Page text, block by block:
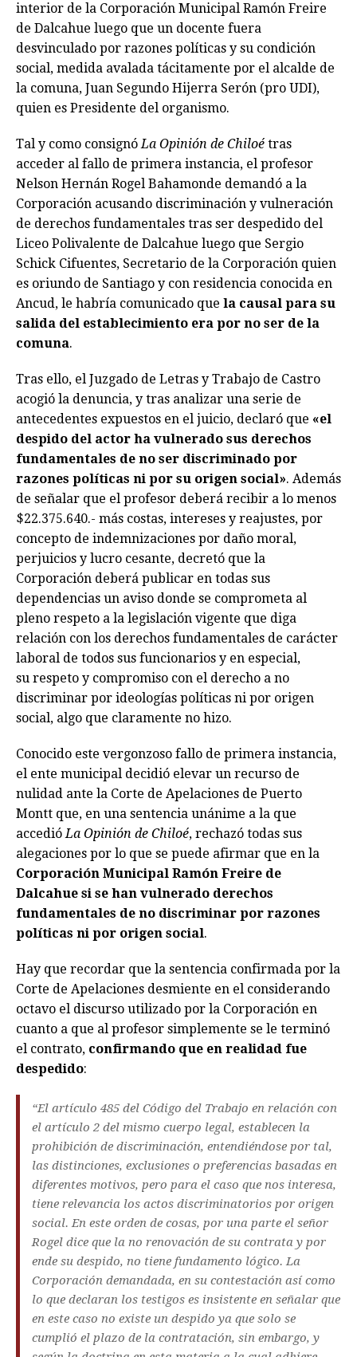
interior de la Corporación Municipal Ramón Freire
de Dalcahue luego que un docente fuera
desvinculado por razones políticas y su condición
social, medida avalada tácitamente por el alcalde de
la comuna, Juan Segundo Hijerra Serón (pro UDI),
quien es Presidente del organismo.
Tal y como consignóLa Opinión de Chiloé tras
acceder al fallo de primera instancia, el profesor
Nelson Hernán Rogel Bahamonde demandó a la
Corporación acusando discriminación y vulneración
de derechos fundamentales tras ser despedido del
Liceo Polivalente de Dalcahue luego que Sergio
Schick Cifuentes, Secretario de la Corporación quien
es oriundo de Santiago y con residencia conocida en
Ancud, le habría comunicado que la causal para su
salida del establecimiento era por no ser de la
comuna.
Tras ello, el Juzgado de Letras y Trabajo de Castro
acogió la denuncia, y tras analizar una serie de
antecedentes expuestos en el juicio, declaró que «el
despido del actor ha vulnerado sus derechos
fundamentales de no ser discriminado por
razones políticas ni por su origen social». Además
de señalar que el profesor deberá recibir a lo menos
$22.375.640.- más costas, intereses y reajustes, por
concepto de indemnizaciones por daño moral,
perjuicios y lucro cesante, decretó que la
Corporación deberá publicar en todas sus
dependencias un aviso donde se comprometa al
pleno respeto a la legislación vigente que diga
relación con los derechos fundamentales de carácter
laboral de todos sus funcionarios y en especial,
su respeto y compromiso con el derecho a no
discriminar por ideologías políticas ni por origen
social, algo que claramente no hizo.
Conocido este vergonzoso fallo de primera instancia,
el ente municipal decidió elevar un recurso de
nulidad ante la Corte de Apelaciones de Puerto
Montt que, en una sentencia unánime a la que
accedióLa Opinión de Chiloé, rechazó todas sus
alegaciones por lo que se puede afirmar que en la
Corporación Municipal Ramón Freire de
Dalcahue si se han vulnerado derechos
fundamentales de no discriminar por razones
políticas ni por origen social.
Hay que recordar que la sentencia confirmada por la
Corte de Apelaciones desmiente en el considerando
octavo el discurso utilizado por la Corporación en
cuanto a que al profesor simplemente se le terminó
el contrato, confirmando que en realidad fue
despedido:
“El artículo 485 del Código del Trabajo en relación con
el artículo 2 del mismo cuerpo legal, establecen la
prohibición de discriminación, entendiéndose por tal,
las distinciones, exclusiones o preferencias basadas en
diferentes motivos, pero para el caso que nos interesa,
tiene relevancia los actos discriminatorios por origen
social. En este orden de cosas, por una parte el señor
Rogel dice que la no renovación de su contrata y por
ende su despido, no tiene fundamento lógico. La
Corporación demandada, en su contestación así como
lo que declaran los testigos es insistente en señalar que
en este caso no existe un despido ya que solo se
cumplió el plazo de la contratación, sin embargo, y